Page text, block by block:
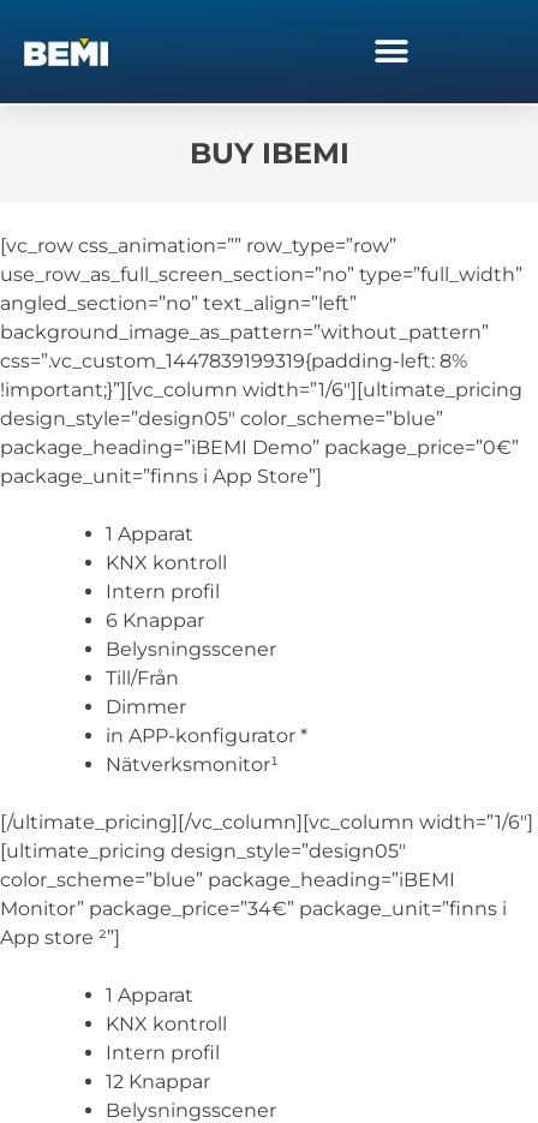
BUY IBEMI
[vc_row css_animation=”” row_type=”row”
use_row_as_full_screen_section=”no” type=”full_width”
angled_section=”no” text_align=”left”
background_image_as_pattern=”without_pattern”
css=”.vc_custom_1447839199319{padding-left: 8%
!important;}”][vc_column width=”1/6″][ultimate_pricing
design_style=”design05″ color_scheme=”blue”
package_heading=”iBEMI Demo” package_price=”0€”
package_unit=”finns i App Store”]
1 Apparat
KNX kontroll
Intern profil
6 Knappar
Belysningsscener
Till/Från
Dimmer
in APP-konfigurator *
Nätverksmonitor¹
[/ultimate_pricing][/vc_column][vc_column width=”1/6″]
[ultimate_pricing design_style=”design05″
color_scheme=”blue” package_heading=”iBEMI
Monitor” package_price=”34€” package_unit=”finns i
App store ²”]
1 Apparat
KNX kontroll
Intern profil
12 Knappar
Belysningsscener